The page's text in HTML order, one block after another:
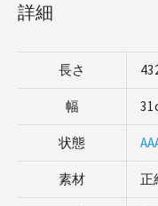
詳細
長さ
幅
状態
素材 正